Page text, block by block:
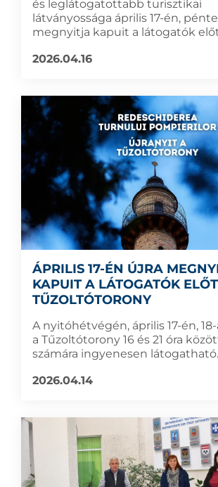
és leglátogatottabb turisztikai
látványossága április 17-én,
megnyitja kapuit a látogatók
2026.04.16
ÁPRILIS 17-ÉN ÚJRA
KAPUIT A LÁTOGATÓK
TŰZOLTÓTORONY
A nyitóhétvégén, április 17-én,
a Tűzoltótorony 16 és 21 óra
számára ingyenesen látogatható.
2026.04.14